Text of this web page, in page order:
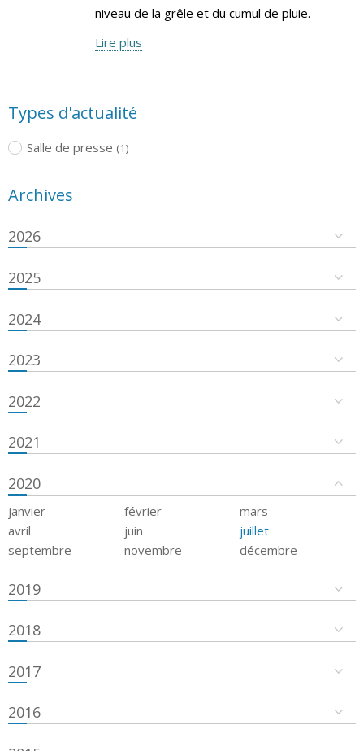
niveau de la grêle et du cumul de pluie.
Lire plus
Types d'actualité
Salle de presse (1)
Archives
2026
2025
2024
2023
2022
2021
2020
janvier février
mars
avril
juin
juillet
septembre
novembre décembre
2019
2018
2017
2016